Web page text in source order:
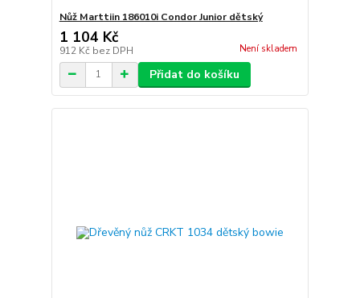
Nůž Marttiin 186010i Condor Junior dětský
1 104 Kč
912 Kč bez DPH Není skladem
Přidat do košíku